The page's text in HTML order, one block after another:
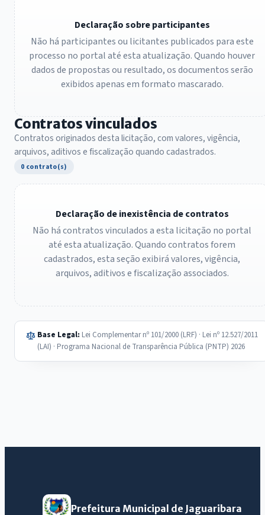
Declaração sobre participantes
Não há participantes ou licitantes publicados para este
processo no portal até esta atualização. Quando houver
dados de propostas ou resultado, os documentos serão
exibidos apenas em formato mascarado.
Contratos vinculados
Contratos originados desta licitação, com valores, vigência,
arquivos, aditivos e fiscalização quando cadastrados.
0 contrato(s)
Declaração de inexistência de contratos
Não há contratos vinculados a esta licitação no portal
até esta atualização. Quando contratos forem
cadastrados, esta seção exibirá valores, vigência,
arquivos, aditivos e fiscalização associados.
Base Legal: Lei Complementar nº 101/2000 (LRF) · Lei nº 12.527/2011
(LAI) · Programa Nacional de Transparência Pública (PNTP) 2026
Prefeitura Municipal de Jaguaribara